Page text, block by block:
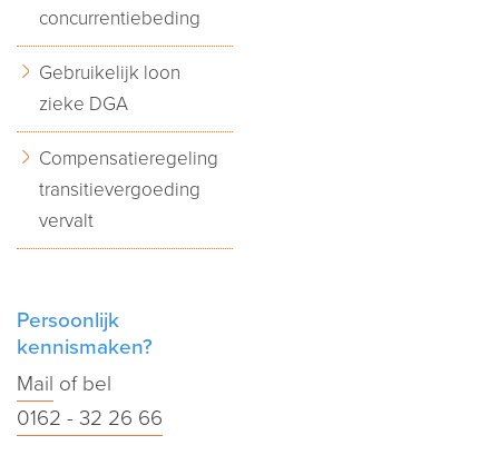
concurrentiebeding
Gebruikelijk loon
zieke DGA
Compensatieregeling
transitievergoeding
vervalt
Persoonlijk
kennismaken?
Mail of bel
0162 - 32 26 66